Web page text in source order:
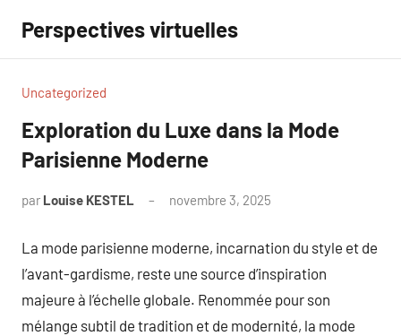
contenu
Perspectives virtuelles
Uncategorized
Exploration du Luxe dans la Mode
Parisienne Moderne
par Louise KESTEL novembre 3, 2025
La mode parisienne moderne, incarnation du style et de
l’avant-gardisme, reste une source d’inspiration
majeure à l’échelle globale. Renommée pour son
mélange subtil de tradition et de modernité, la mode